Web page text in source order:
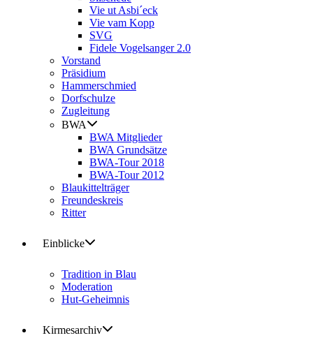
Vie ut Asbi´eck
Vie vam Kopp
SVG
Fidele Vogelsanger 2.0
Vorstand
Präsidium
Hammerschmied
Dorfschulze
Zugleitung
BWA
BWA Mitglieder
BWA Grundsätze
BWA-Tour 2018
BWA-Tour 2012
Blaukittelträger
Freundeskreis
Ritter
Einblicke
Tradition in Blau
Moderation
Hut-Geheimnis
Kirmesarchiv